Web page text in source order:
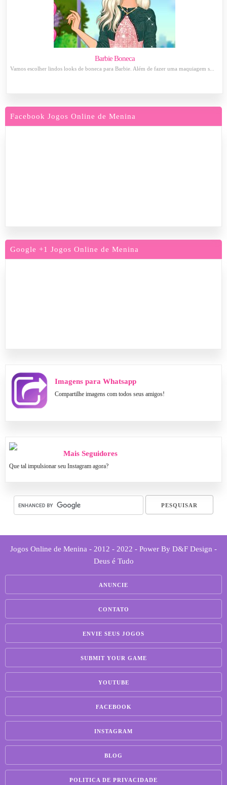
Barbie Boneca
Vamos escolher lindos looks de boneca para Barbie. Além de fazer uma maquiagem s...
Facebook Jogos Online de Menina
Google +1 Jogos Online de Menina
Imagens para Whatsapp
Compartilhe imagens com todos seus amigos!
Mais Seguidores
Que tal impulsionar seu Instagram agora?
Jogos Online de Menina - 2012 - 2022 - Power By D&F Design -
Deus é Tudo
ANUNCIE
CONTATO
ENVIE SEUS JOGOS
SUBMIT YOUR GAME
YOUTUBE
FACEBOOK
INSTAGRAM
BLOG
POLITICA DE PRIVACIDADE